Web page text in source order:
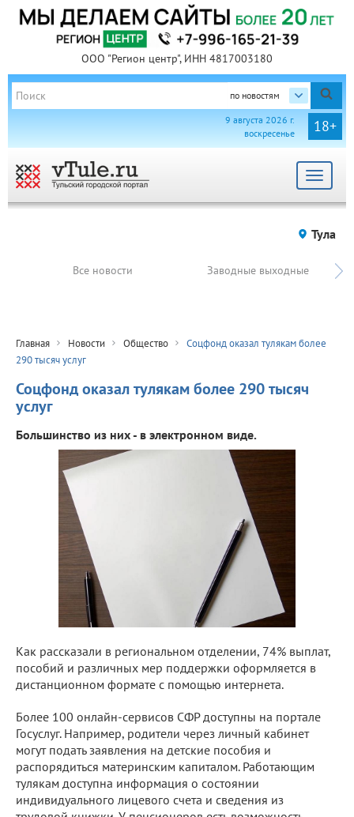
ООО "Регион центр", ИНН 4817003180
по новостям
18+
9 августа 2026 г.
воскресенье
Toggle
Тула
Все новости Заводные выходные
Главная Новости Общество
Соцфонд оказал тулякам более
290 тысяч услуг
Соцфонд оказал тулякам более 290 тысяч
услуг
Большинство из них - в электронном виде.
Как рассказали в региональном отделении, 74% выплат,
пособий и различных мер поддержки оформляется в
дистанционном формате с помощью интернета.
Более 100 онлайн-сервисов СФР доступны на портале
Госуслуг. Например, родители через личный кабинет
могут подать заявления на детские пособия и
распорядиться материнским капиталом. Работающим
тулякам доступна информация о состоянии
индивидуального лицевого счета и сведения из